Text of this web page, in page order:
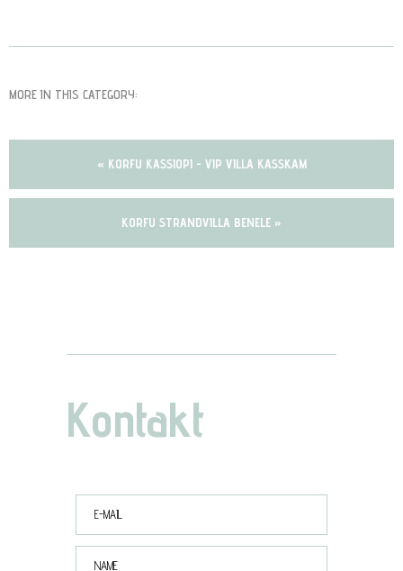
MORE IN THIS CATEGORY:
« KORFU KASSIOPI - VIP VILLA KASSKAM
KORFU STRANDVILLA BENELE »
Kontakt